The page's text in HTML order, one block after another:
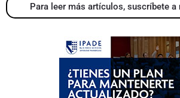
Para leer más artículos, suscríbete a